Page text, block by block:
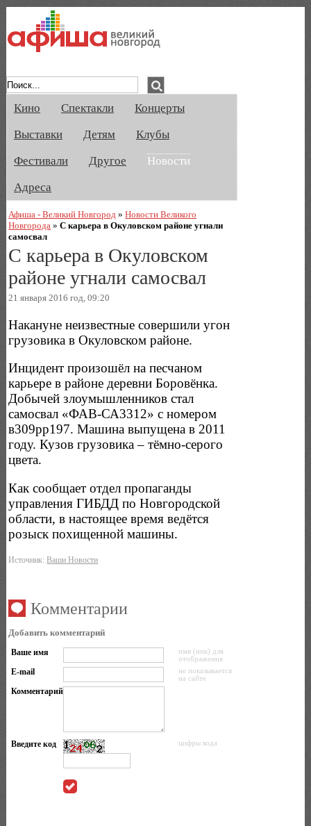
Кино Спектакли
Концерты
Выставки
Детям
Клубы
Фестивали
Другое
Новости
Адреса
Афиша - Великий Новгород »Новости Великого
Новгорода »С карьера в Окуловском районе угнали
самосвал
С карьера в Окуловском
районе угнали самосвал
21 января 2016 год, 09:20
Накануне неизвестные совершили угон
грузовика в Окуловском районе.
Инцидент произошёл на песчаном
карьере в районе деревни Боровёнка.
Добычей злоумышленников стал
самосвал «ФАВ-СА3312» с номером
в309рр197. Машина выпущена в 2011
году. Кузов грузовика – тёмно-серого
цвета.
Как сообщает отдел пропаганды
управления ГИБДД по Новгородской
области, в настоящее время ведётся
розыск похищенной машины.
Источник:Ваши Новости
Комментарии
Добавить комментарий
Ваше имя
имя (ник) для
отображения
E-mail
не показывается
на сайте
Комментарий
Введите код цифры кода